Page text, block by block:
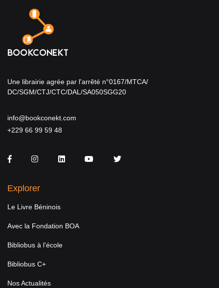
Une librairie agrée par l'arrêté n°0167/MTCA/
DC/SGM/CTJ/CTC/DAL/SA050SGG20
info@bookconekt.com
+229 66 99 59 48
FacebookInstagramLinkedInYou TubeTwitter
Explorer
Le Livre Béninois
Avec la Fondation BOA
Bibliobus à l’école
Bibliobus C+
Nos Actualités